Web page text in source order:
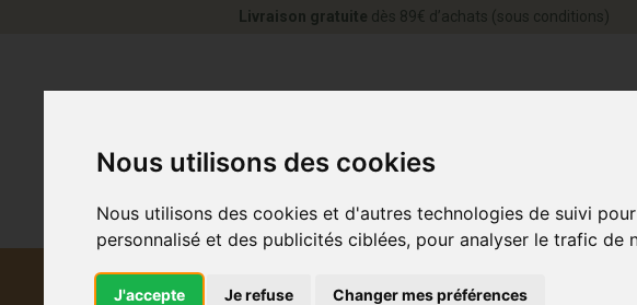
Nous utilisons des cookies
Nous utilisons des cookies et d'autres technologies de suivi
personnalisé et des publicités ciblées, pour analyser le trafic
J'accepte Je refuse Changer mes préférences
Livraison gratuite dès 89€ d’achats (sous conditions)